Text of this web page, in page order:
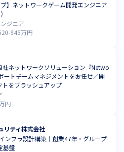
プ】ネットワークゲーム開発エンジニア
ジニア
-945万円
社ネットワークソリューション『Netwo
ートチームマネジメントをお任せ／開
をブラッシュアップ
万円
リティ株式会社
ンフラ設計構築｜創業47年・グループ
基盤